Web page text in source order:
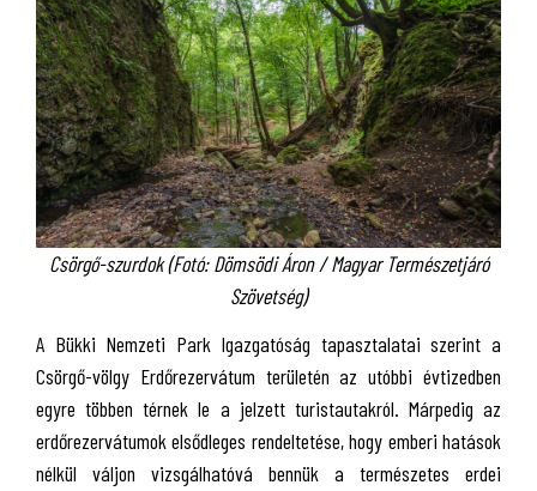
Csörgő-szurdok (Fotó: Dömsödi Áron / Magyar Természetjáró
Szövetség)
A Bükki Nemzeti Park Igazgatóság tapasztalatai szerint a
Csörgő-völgy Erdőrezervátum területén az utóbbi évtizedben
egyre többen térnek le a jelzett turistautakról. Márpedig az
erdőrezervátumok elsődleges rendeltetése, hogy emberi hatások
nélkül váljon vizsgálhatóvá bennük a természetes erdei